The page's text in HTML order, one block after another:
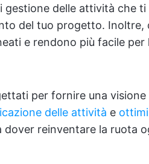
gestione delle attività che
del tuo progetto.
e rendono più facile
per fornire una visione
delle attività e
dover reinventare la ruota